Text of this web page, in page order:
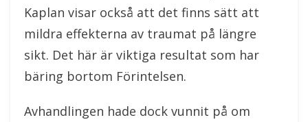
Kaplan visar också att det finns sätt att
mildra effekterna av traumat på längre
sikt. Det här är viktiga resultat som har
bäring bortom Förintelsen.
Avhandlingen hade dock vunnit på om